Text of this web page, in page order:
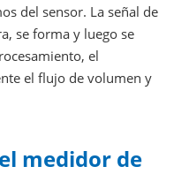
del sensor. La señal de
se forma y luego se
el
el flujo de volumen y
medidor de